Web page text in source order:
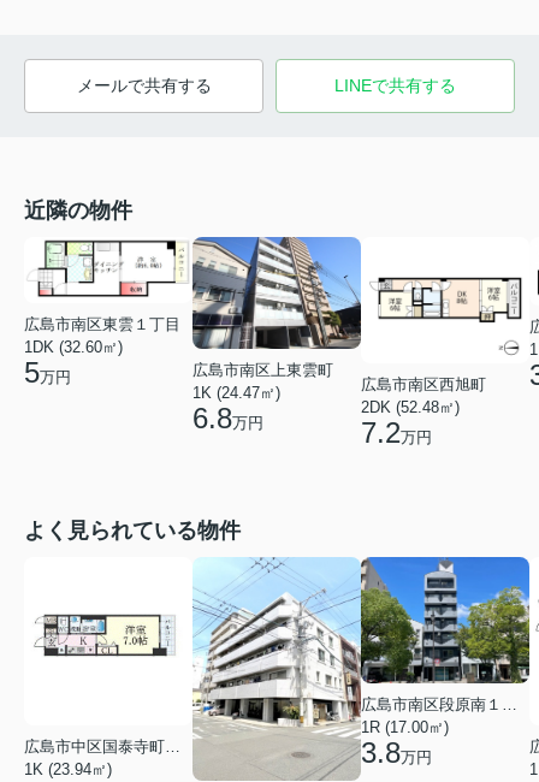
メールで共有する LINEで共有する
近隣の物件
広島市南区東雲１丁目
1DK (32.60㎡)
5万円
広島市南区上東雲町
1K (24.47㎡)
6.8万円
広島市南区西旭町
2DK (52.48㎡)
7.2万円
よく見られている物件
1K (23.94㎡)
1R (17.00㎡)
3.8万円